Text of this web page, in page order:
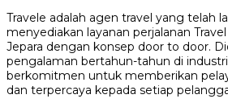
Travele adalah agen travel yang telah
menyediakan layanan perjalanan
Jepara dengan konsep door to door.
pengalaman bertahun-tahun di industri
berkomitmen untuk memberikan
dan terpercaya kepada setiap